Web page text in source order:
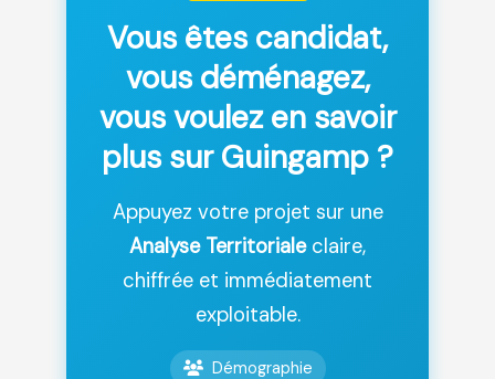
Vous êtes candidat,
vous déménagez,
vous voulez en savoir
plus sur Guingamp ?
Appuyez votre projet sur une
Analyse Territorialeclaire,
chiffrée et immédiatement
exploitable.
Démographie